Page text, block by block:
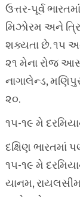
ઉત્તર-પૂર્વ
મિઝોરમ અને
શક્યતા છે. ૧૫
૨૧ મેના રોજ
નાગાલેન્ડ,
૨૦.
૧૫-૧૯ મે
દક્ષિણ ભારતમાં
૧૫-૧૯ મે
યાનમ,